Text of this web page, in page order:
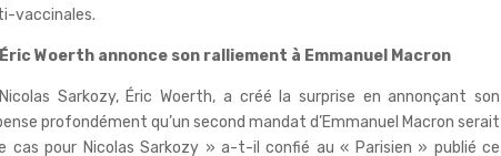
vaccinales.
Woerth annonce son ralliement à Emmanuel Macron
Sarkozy, Éric Woerth, a créé la surprise en annonçant son
profondément qu’un second mandat d’Emmanuel Macron serait
pour Nicolas Sarkozy » a-t-il confié au « Parisien » publié ce